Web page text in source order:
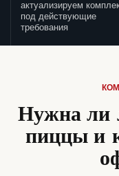
актуализируем
под действующие
требования
Нужна ли
пиццы и